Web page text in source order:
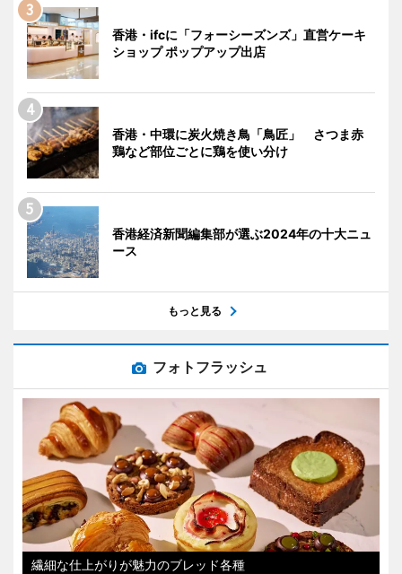
香港・ifcに「フォーシーズンズ」直営ケーキ
ショップ ポップアップ出店
香港・中環に炭火焼き鳥「鳥匠」 さつま赤
鶏など部位ごとに鶏を使い分け
香港経済新聞編集部が選ぶ2024年の十大ニュ
ース
もっと見る
フォトフラッシュ
繊細な仕上がりが魅力のブレッド各種